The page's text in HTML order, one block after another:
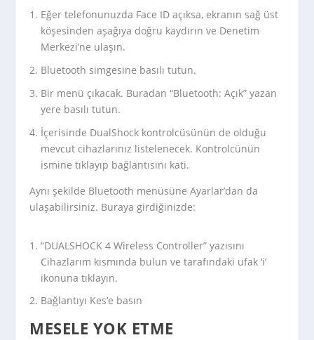
Eğer telefonunuzda Face ID açıksa, ekranın sağ üst
köşesinden aşağıya doğru kaydırın ve Denetim
Merkezi’ne ulaşın.
Bluetooth simgesine basılı tutun.
Bir menü çıkacak. Buradan “Bluetooth: Açık” yazan
yere basılı tutun.
İçerisinde DualShock kontrolcüsünün de olduğu
mevcut cihazlarınız listelenecek. Kontrolcünün
ismine tıklayıp bağlantısını kati.
Aynı şekilde Bluetooth menüsüne Ayarlar’dan da
ulaşabilirsiniz. Buraya girdiğinizde:
“DUALSHOCK 4 Wireless Controller” yazısını
Cihazlarım kısmında bulun ve tarafındaki ufak ‘i’
ikonuna tıklayın.
Bağlantıyı Kes’e basın
MESELE YOK ETME